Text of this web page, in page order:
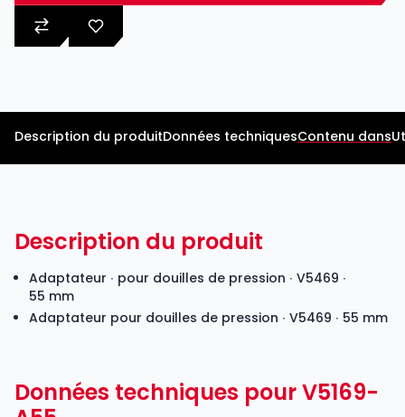
Description du produitDonnées techniquesContenu dans
Description du produit
Adaptateur ∙ pour douilles de pression ∙ V5469 ∙
55 mm
Adaptateur pour douilles de pression ∙ V5469 ∙ 55 mm
Données techniques pour V5169-